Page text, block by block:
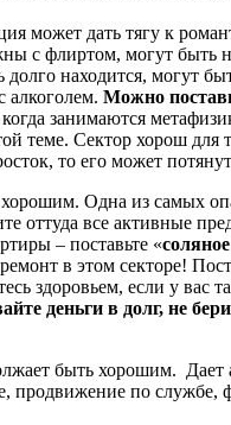
может дать тягу к
с флиртом, могут быть
долго находится, могут
алкоголем. Можно
занимаются
теме. Сектор хорош для
то его может
хорошим. Одна из самых
оттуда все активные
– поставьте «
в этом секторе!
здоровьем, если у вас
деньги в долг, не
быть хорошим. Дает
продвижение по